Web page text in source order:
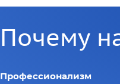
Почему
Профессионализм